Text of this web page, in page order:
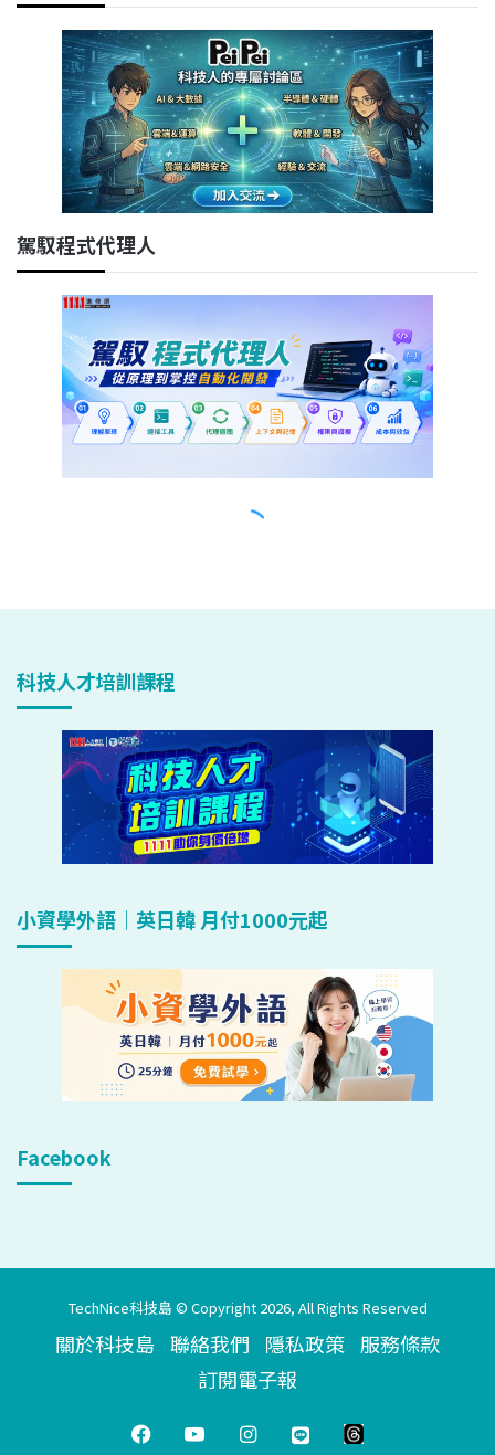
科技人才培訓課程
小資學外語｜英日韓 月付1000元起
Facebook
TechNice科技島 © Copyright 2026, All Rights Reserved
關於科技島 聯絡我們 隱私政策 服務條款
訂閱電子報